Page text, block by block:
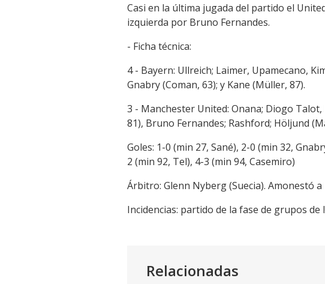
Casi en la última jugada del partido el
izquierda por Bruno Fernandes.
- Ficha técnica:
4 - Bayern: Ullreich; Laimer, Upamecano,
Gnabry (Coman, 63); y Kane (Müller, 87).
3 - Manchester United: Onana; Diogo
81), Bruno Fernandes; Rashford; Höljund
Goles: 1-0 (min 27, Sané), 2-0 (min 32,
2 (min 92, Tel), 4-3 (min 94, Casemiro)
Árbitro: Glenn Nyberg (Suecia). Amonestó
Incidencias: partido de la fase de grupos de
Relacionadas